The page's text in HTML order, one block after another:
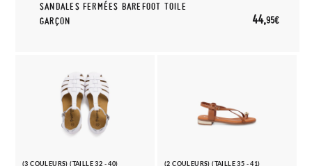
SANDALES FERMÉES BAREFOOT TOILE
GARÇON
44,95€
(3 COULEURS) (TAILLE 32 - 40) (2 COULEURS) (TAILLE 35 - 41)